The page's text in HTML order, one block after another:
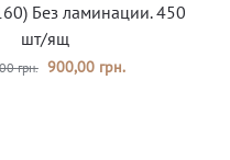
Без ламинации. 450
шт/ящ
грн. 900,00 грн.